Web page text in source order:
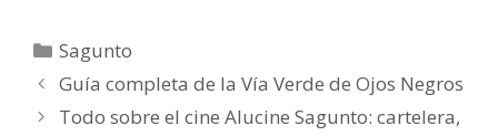
Categorías
Sagunto
Guía completa de la Vía Verde de Ojos Negros
Todo sobre el cine Alucine Sagunto: cartelera,